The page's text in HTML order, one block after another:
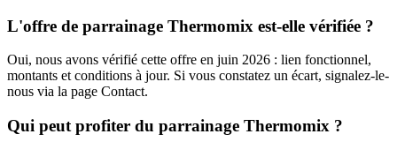
L'offre de parrainage Thermomix est-elle vérifiée ?
Oui, nous avons vérifié cette offre en juin 2026 : lien fonctionnel,
montants et conditions à jour. Si vous constatez un écart, signalez-le-
nous via la page Contact.
Qui peut profiter du parrainage Thermomix ?